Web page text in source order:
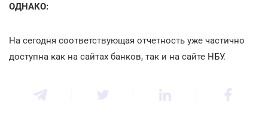
ОДНАКО:
На сегодня соответствующая отчетность уже частично
доступна как на сайтах банков, так и на сайте НБУ.